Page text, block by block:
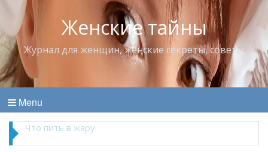
Женские тайны
Журнал для женщин, женские секреты, советы
Menu
Что пить в жару